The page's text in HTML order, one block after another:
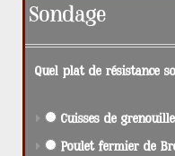
Sondage
Quel plat de résistance
Cuisses de
Poulet fermier de